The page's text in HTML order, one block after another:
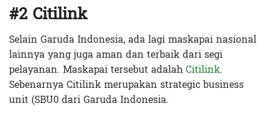
#2 Citilink
Selain Garuda Indonesia, ada lagi maskapai nasional
lainnya yang juga aman dan terbaik dari segi
pelayanan. Maskapai tersebut adalahCitilink.
Sebenarnya Citilink merupakan strategic business
unit (SBU0 dari Garuda Indonesia.